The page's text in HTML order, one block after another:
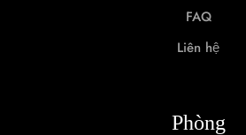
FAQ
Liên hệ
Phòng